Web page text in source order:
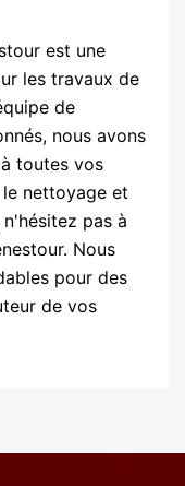
est une
les travaux de
de
nous avons
toutes vos
nettoyage et
pas à
Nous
pour des
de vos